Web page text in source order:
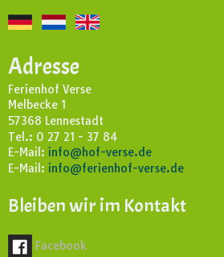
Adresse
Ferienhof Verse
Melbecke 1
57368 Lennestadt
Tel.: 0 27 21 - 37 84
E-Mail: info@hof-verse.de
E-Mail: info@ferienhof-verse.de
Bleiben wir im Kontakt
Facebook